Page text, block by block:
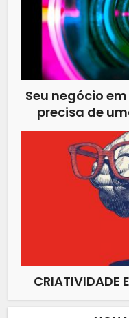
Seu negócio
precisa de
CRIATIVIDADE